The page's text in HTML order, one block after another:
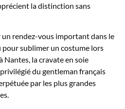
la distinction sans
rendez-vous important dans le
sublimer un costume lors
Nantes, la cravate en soie
du gentleman français
par les plus grandes